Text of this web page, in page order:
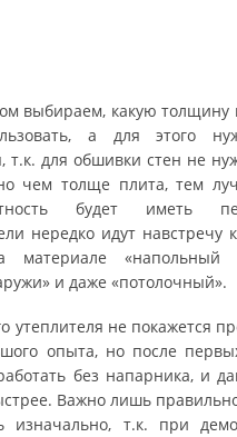
выбираем, какую толщину
а для этого
т.к. для обшивки стен не
чем толще плита, тем
будет иметь
нередко идут навстречу
материале «напольный
и даже «потолочный».
утеплителя не покажется
опыта, но после
без напарника, и
Важно лишь
изначально, т.к. при